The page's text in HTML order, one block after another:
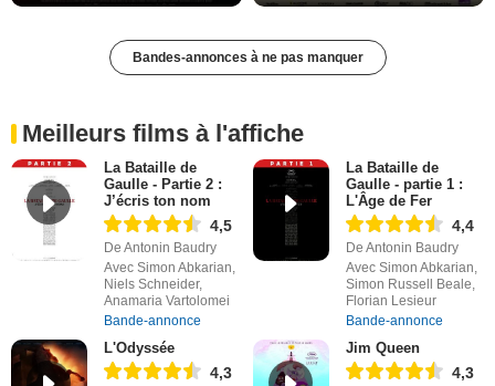
Bandes-annonces à ne pas manquer
Meilleurs films à l'affiche
La Bataille de
Gaulle - Partie 2 :
J’écris ton nom
4,5
De Antonin Baudry
Avec Simon Abkarian,
Niels Schneider,
Anamaria Vartolomei
Bande-annonce
La Bataille de
Gaulle - partie 1 :
L'Âge de Fer
4,4
De Antonin Baudry
Avec Simon Abkarian,
Simon Russell Beale,
Florian Lesieur
Bande-annonce
L'Odyssée
4,3
Jim Queen
4,3